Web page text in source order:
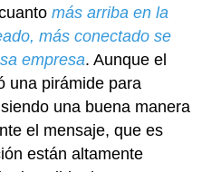
más arriba en la
más conectado se
empresa. Aunque el
una pirámide para
una buena manera
el mensaje, que es
están altamente